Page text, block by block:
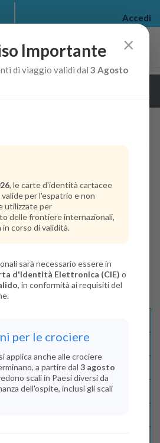
>
Accedi
crociera
Disponibilità
Condizioni
Recensioni
×
Importante
di viaggio validi dal3 Agosto
, le carte d'identità cartacee
per l'espatrio e non
utilizzate per
delle frontiere internazionali,
in corso di validità.
sarà necessario essere in
d'Identità Elettronica (CIE) o
, in conformità ai requisiti del
per le crociere
applica anche alle crociere
a partire dal 3 agosto
scali in Paesi diversi da
dell'ospite, inclusi gli scali